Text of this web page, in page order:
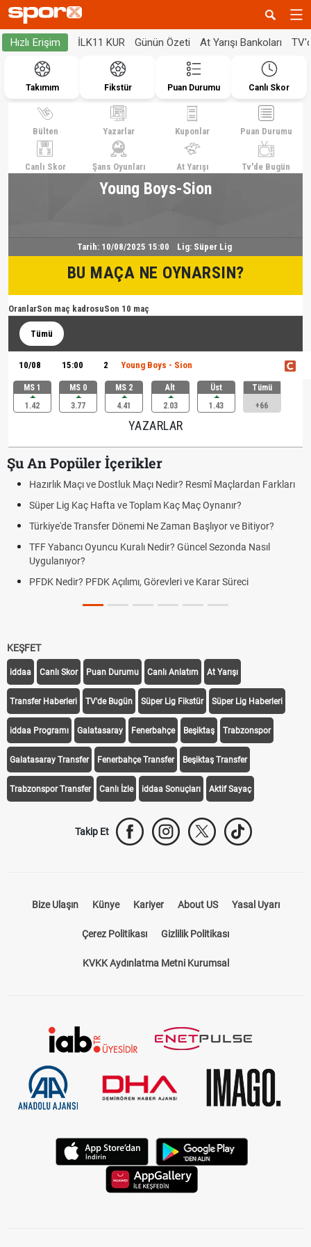
Hızlı Erişim İLK11 KUR Günün Özeti At Yarışı Bankoları
Takımım Fikstür Puan Durumu Canlı Skor
Bülten Yazarlar Kuponlar Puan Durumu
Canlı Skor Şans Oyunları At Yarışı Tv'de Bugün
Young Boys-Sion
Tarih: 10/08/2025 15:00 Lig: Süper Lig
BU MAÇA NE OYNARSIN?
OranlarSon maç kadrosuSon 10 maç
Tümü
10/08 15:00 2 Young Boys - Sion
MS 1
1.42
MS 0
3.77
MS 2
4.41
Alt
2.03
Üst
1.43
Tümü
+66
YAZARLAR
Şu An Popüler İçerikler
Hazırlık Maçı ve Dostluk Maçı Nedir? Resmî Maçlardan Farkları
Süper Lig Kaç Hafta ve Toplam Kaç Maç Oynanır?
Türkiye'de Transfer Dönemi Ne Zaman Başlıyor ve Bitiyor?
TFF Yabancı Oyuncu Kuralı Nedir? Güncel Sezonda Nasıl
Uygulanıyor?
PFDK Nedir? PFDK Açılımı, Görevleri ve Karar Süreci
KEŞFET
iddaa Canlı Skor Puan Durumu Canlı Anlatım At Yarışı
Transfer Haberleri TV'de Bugün Süper Lig Fikstür Süper Lig Haberleri
iddaa Programı Galatasaray Fenerbahçe Beşiktaş Trabzonspor
Galatasaray Transfer Fenerbahçe Transfer Beşiktaş Transfer
Trabzonspor Transfer Canlı İzle iddaa Sonuçları Aktif Sayaç
Takip Et
Bize Ulaşın Künye Kariyer About US Yasal Uyarı
Çerez Politikası Gizlilik Politikası
KVKK Aydınlatma Metni Kurumsal